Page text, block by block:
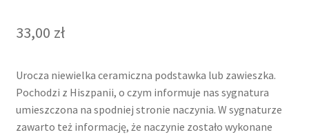
33,00 zł
Urocza niewielka ceramiczna podstawka lub zawieszka.
Pochodzi z Hiszpanii, o czym informuje nas sygnatura
umieszczona na spodniej stronie naczynia. W sygnaturze
zawarto też informację, że naczynie zostało wykonane